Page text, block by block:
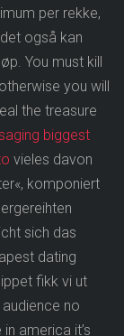
per rekke,
også kan
You must kill
you will
the treasure
biggest
vieles davon
komponiert
sich das
dating
fikk vi ut
no
america it’s